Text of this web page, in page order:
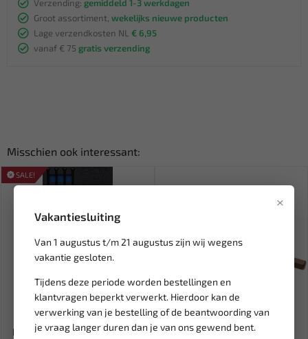
×
Vakantiesluiting
Van 1 augustus t/m 21 augustus zijn wij wegens
vakantie gesloten.
Tijdens deze periode worden bestellingen en
klantvragen beperkt verwerkt. Hierdoor kan de
verwerking van je bestelling of de beantwoording van
je vraag langer duren dan je van ons gewend bent.
Verzending: gemiddeld 1-3 werkdagen
Groot assortiment, wekelijks nieuwe producten
Lage verzendkosten NL € 6,95
vanaf € 75 gratis verzending
Misschien ook interessant:
SALE!
Leverbaar
BGS Timingset tooltray BMW
Leverbaar
BGS Speciaalbit voor